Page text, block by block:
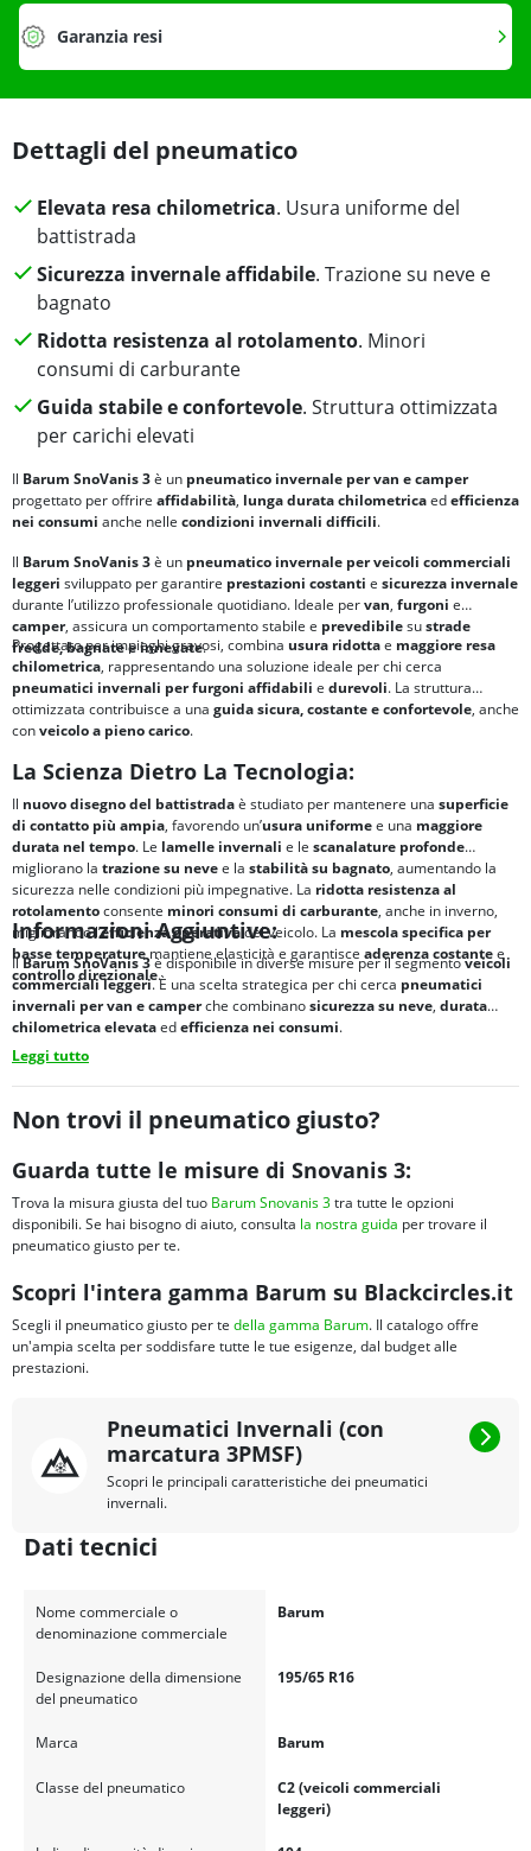
Garanzia resi
Dettagli del pneumatico
Elevata resa chilometrica. Usura uniforme del
battistrada
Sicurezza invernale affidabile. Trazione su neve e
bagnato
Ridotta resistenza al rotolamento. Minori
consumi di carburante
Guida stabile e confortevole. Struttura ottimizzata
per carichi elevati
Il Barum SnoVanis 3è un pneumatico invernale per van e camper
progettato per offrire affidabilità, lunga durata chilometricaedefficienza
nei consumi anche nelle condizioni invernali difficili.
Il Barum SnoVanis 3è un pneumatico invernale per veicoli commerciali
leggeri sviluppato per garantire prestazioni costanti e sicurezza invernale
durante l’utilizzo professionale quotidiano. Ideale pervan, furgoni e
camper, assicura un comportamento stabile e prevedibilesustrade
fredde, bagnate e innevate.
Progettato per impieghi gravosi, combina usura ridottae maggiore resa
chilometrica, rappresentando una soluzione ideale per chi cerca
pneumatici invernali per furgoni affidabili e durevoli. La struttura
ottimizzata contribuisce a una guida sicura, costante e confortevole, anche
conveicolo a pieno carico.
La Scienza Dietro La Tecnologia:
Il nuovo disegno del battistradaè studiato per mantenere una superficie
di contatto più ampia, favorendo un’usura uniformee una maggiore
durata nel tempo. Le lamelle invernali e le scanalature profonde
migliorano la trazione su nevee la stabilità su bagnato, aumentando la
sicurezza nelle condizioni più impegnative. La ridotta resistenza al
rotolamentoconsente minori consumi di carburante, anche in inverno,
migliorando l’efficienza operativadel veicolo. La mescola specifica per
basse temperaturemantiene elasticità e garantisce aderenza costantee
controllo direzionale.
Informazioni Aggiuntive:
IlBarum SnoVanis 3è disponibile in diverse misure per il segmentoveicoli
commerciali leggeri. È una scelta strategica per chi cerca pneumatici
invernali per van e camperche combinanosicurezza su neve, durata
chilometrica elevataedefficienza nei consumi.
Leggi tutto
Non trovi il pneumatico giusto?
Guarda tutte le misure di Snovanis 3:
Trova la misura giusta del tuo Barum Snovanis 3tra tutte le opzioni
disponibili. Se hai bisogno di aiuto, consulta la nostra guida per trovare il
pneumatico giusto per te.
Scopri l'intera gamma Barum su Blackcircles.it
Scegli il pneumatico giusto per te della gamma Barum. Il catalogo offre
un'ampia scelta per soddisfare tutte le tue esigenze, dal budget alle
prestazioni.
Pneumatici Invernali (con
marcatura 3PMSF)
Scopri le principali caratteristiche dei pneumatici
invernali.
Dati tecnici
Nome commerciale o
denominazione commerciale
Barum
Designazione della dimensione
del pneumatico
195/65 R16
Marca Barum
Classe del pneumatico
C2 (veicoli commerciali
leggeri)